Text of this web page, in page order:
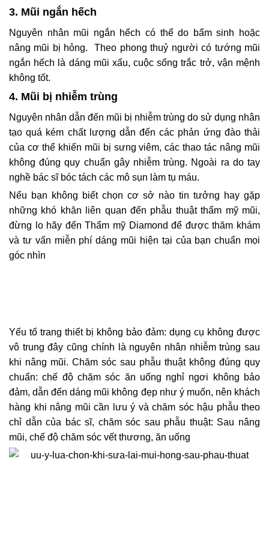
3. Mũi ngắn hếch
Nguyên nhân mũi ngắn hếch có thể do bẩm sinh hoặc
nâng mũi bị hỏng. Theo phong thuỷ người có tướng mũi
ngắn hếch là dáng mũi xấu, cuộc sống trắc trở, vận mệnh
không tốt.
4. Mũi bị nhiễm trùng
Nguyên nhân dẫn đến mũi bị nhiễm trùng do sử dụng nhân
tạo quá kém chất lượng dẫn đến các phản ứng đào thải
của cơ thể khiến mũi bị sưng viêm, các thao tác nâng mũi
không đúng quy chuẩn gây nhiễm trùng. Ngoài ra do tay
nghề bác sĩ bóc tách các mô sụn làm tụ máu.
Nếu bạn không biết chọn cơ sở nào tin tưởng hay gặp
những khó khăn liên quan đến phẫu thuật thẩm mỹ mũi,
đừng lo hãy đến Thẩm mỹ Diamond để được thăm khám
và tư vấn miễn phí dáng mũi hiện tại của bạn chuẩn mọi
góc nhìn
Yếu tố trang thiết bị không bảo đảm: dụng cụ không được
vô trung đây cũng chính là nguyên nhân nhiễm trùng sau
khi nâng mũi. Chăm sóc sau phẫu thuật không đúng quy
chuẩn: chế độ chăm sóc ăn uống nghỉ ngơi không bảo
đảm, dẫn đến dáng mũi không đẹp như ý muốn, nên khách
hàng khi nâng mũi cần lưu ý và chăm sóc hậu phẫu theo
chỉ dẫn của bác sĩ, chăm sóc sau phẫu thuật: Sau nâng
mũi, chế độ chăm sóc vết thương, ăn uống